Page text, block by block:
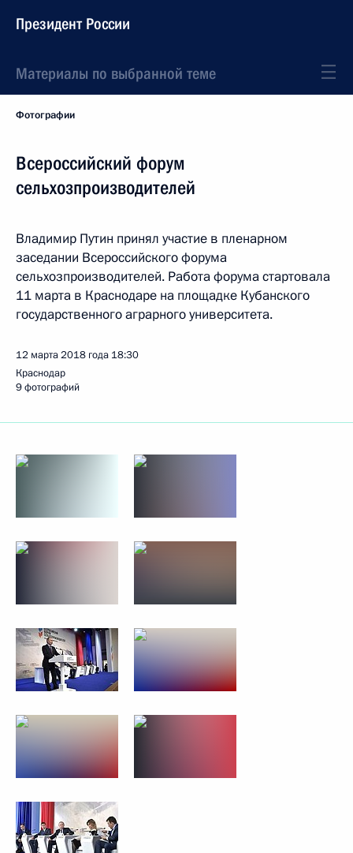
Президент России
Материалы по выбранной теме
Фотографии
Всероссийский форум
сельхозпроизводителей
Владимир Путин принял участие в пленарном
заседании Всероссийского форума
сельхозпроизводителей. Работа форума стартовала
11 марта в Краснодаре на площадке Кубанского
государственного аграрного университета.
12 марта 2018 года 18:30
Краснодар
9 фотографий